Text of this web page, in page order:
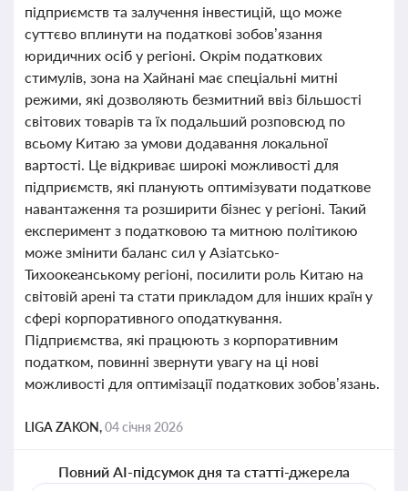
підприємств та залучення інвестицій, що може
суттєво вплинути на податкові зобов’язання
юридичних осіб у регіоні. Окрім податкових
стимулів, зона на Хайнані має спеціальні митні
режими, які дозволяють безмитний ввіз більшості
світових товарів та їх подальший розповсюд по
всьому Китаю за умови додавання локальної
вартості. Це відкриває широкі можливості для
підприємств, які планують оптимізувати податкове
навантаження та розширити бізнес у регіоні. Такий
експеримент з податковою та митною політикою
може змінити баланс сил у Азіатсько-
Тихоокеанському регіоні, посилити роль Китаю на
світовій арені та стати прикладом для інших країн у
сфері корпоративного оподаткування.
Підприємства, які працюють з корпоративним
податком, повинні звернути увагу на ці нові
можливості для оптимізації податкових зобов’язань.
LIGA ZAKON,04 січня 2026
Повний AI-підсумок дня та статті-джерела